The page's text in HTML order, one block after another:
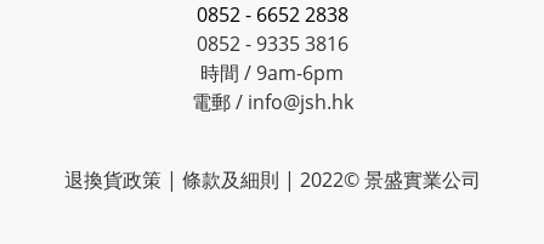
0852 - 6652 2838
0852 - 9335 3816
時間 / 9am-6pm
電郵 / info@jsh.hk
退換貨政策 | 條款及細則 | 2022© 景盛實業公司